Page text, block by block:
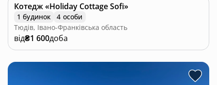
Котедж «Holiday Cottage Sofi»
1 будинок
4 особи
Тюдів, Івано-Франківська область
від₴1 600доба